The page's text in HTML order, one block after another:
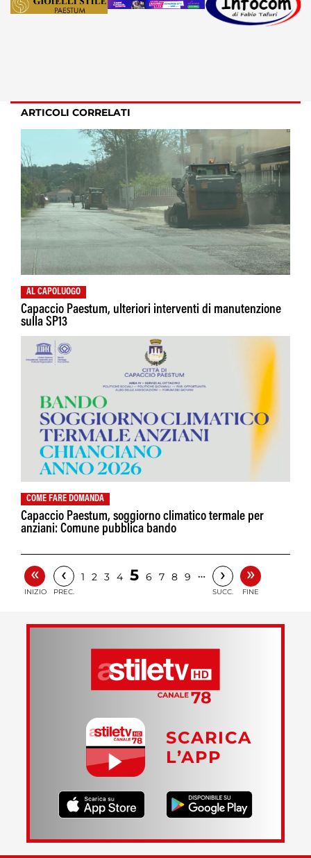
ARTICOLI CORRELATI
AL CAPOLUOGO
Capaccio Paestum, ulteriori interventi di manutenzione
sulla SP13
COME FARE DOMANDA
Capaccio Paestum, soggiorno climatico termale per
anziani: Comune pubblica bando
«
INIZIO
‹
PREC.
1 2 3 4 5 6 7 8 9 … ›
SUCC.
»
FINE
SCARICA
L’APP